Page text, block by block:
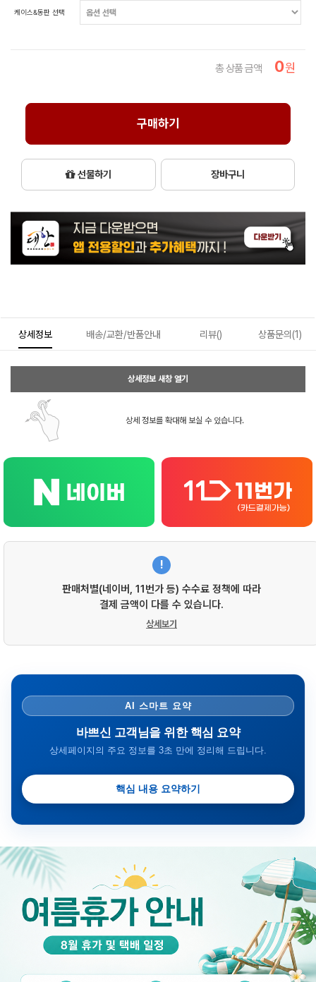
케이스&동판 선택
총 상품 금액 0원
구매하기
선물하기 장바구니
상세정보 배송/교환/반품안내 리뷰() 상품문의(1)
상세정보 새창 열기
상세 정보를 확대해 보실 수 있습니다.
!
판매처별(네이버, 11번가 등) 수수료 정책에 따라
결제 금액이 다를 수 있습니다.
상세보기
AI 스마트 요약
바쁘신 고객님을 위한 핵심 요약
상세페이지의 주요 정보를 3초 만에 정리해 드립니다.
핵심 내용 요약하기
반품, 교환 시
배송
시작 후 환불이 불가